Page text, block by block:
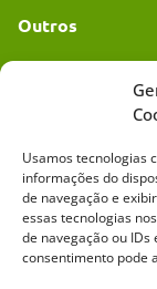
Usamos tecnologias
informações do
de navegação e
essas tecnologias
de navegação ou
consentimento pode
Outros
Mídia Kit